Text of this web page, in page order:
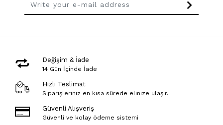
Değişim & İade
14 Gün İçinde İade
Hızlı Teslimat
Siparişleriniz en kısa sürede elinize ulaşır.
Güvenli Alışveriş
Güvenli ve kolay ödeme sistemi